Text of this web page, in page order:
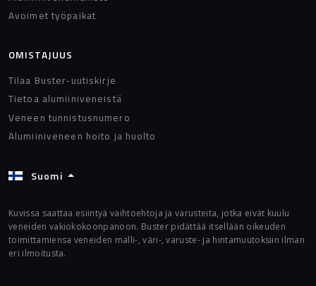
Avoimet työpaikat
OMISTAJUUS
Tilaa Buster-uutiskirje
Tietoa alumiiniveneistä
Veneen tunnistusnumero
Alumiiniveneen hoito ja huolto
Suomi
Kuvissa saattaa esiintyä vaihtoehtoja ja varusteita, jotka eivät kuulu
veneiden vakiokokoonpanoon. Buster pidättää itsellään oikeuden
toimittamiensa veneiden malli-, väri-, varuste- ja hintamuutoksiin ilman
eri ilmoitusta.